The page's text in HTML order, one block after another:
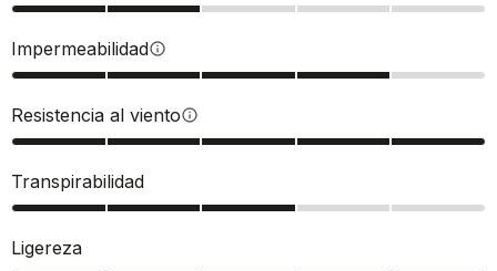
Impermeabilidadinfo
Resistencia al vientoinfo
Transpirabilidad
Ligereza